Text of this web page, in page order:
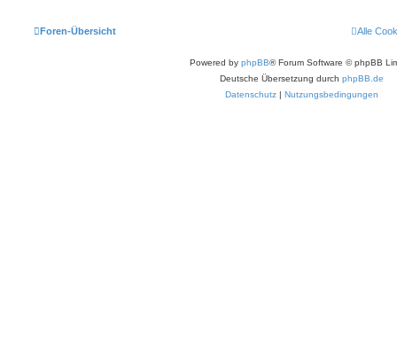
Foren-Übersicht Alle
Powered by phpBB® Forum Software © phpBB
Deutsche Übersetzung durch phpBB.de
Datenschutz | Nutzungsbedingungen